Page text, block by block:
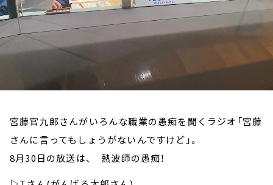
宮藤官九郎さんがいろんな職業の愚痴を聞くラジオ「宮藤
さんに言ってもしょうがないんですけど」。
8月30日の放送は、 熱波師の愚痴！